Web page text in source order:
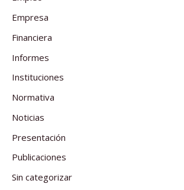
Empresa
Financiera
Informes
Instituciones
Normativa
Noticias
Presentación
Publicaciones
Sin categorizar